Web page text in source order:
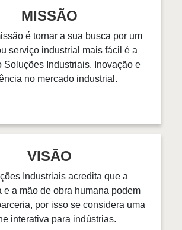
MISSÃO
é tornar a sua busca por um
serviço industrial mais fácil é a
Soluções Industriais. Inovação e
no mercado industrial.
VISÃO
Industriais acredita que a
e a mão de obra humana podem
por isso se considera uma
interativa para indústrias.